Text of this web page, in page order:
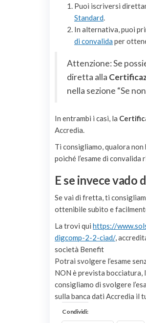
Puoi iscriversi
Standard.
In alternativa, puoi
di convalida per
Attenzione: Se
diretta alla
nella sezione “Se
In entrambi i casi, la
Accredia.
Ti consigliamo, qualora
poiché l’esame di
E se invece vado
Se vai di fretta, ti
ottenibile subito e
La trovi qui https://
digcomp-2-2-ciad/,
società Benefit
Potrai svolgere l’esame
NON è prevista bocciatura,
consigliamo di svolgere
sulla banca dati Accredia il
Condividi: